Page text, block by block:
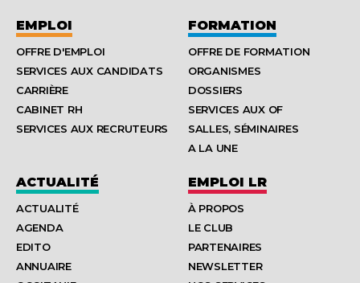
EMPLOI
OFFRE D'EMPLOI
SERVICES AUX CANDIDATS
CARRIÈRE
CABINET RH
SERVICES AUX RECRUTEURS
FORMATION
OFFRE DE FORMATION
ORGANISMES
DOSSIERS
SERVICES AUX OF
SALLES, SÉMINAIRES
A LA UNE
ACTUALITÉ
ACTUALITÉ
AGENDA
EDITO
ANNUAIRE
EMPLOI LR
À PROPOS
LE CLUB
PARTENAIRES
NEWSLETTER